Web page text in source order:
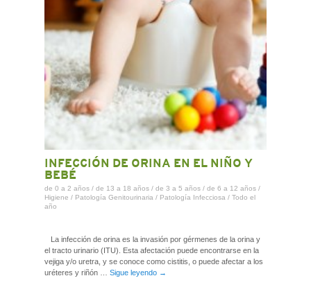
INFECCIÓN DE ORINA EN EL NIÑO Y
BEBÉ
de 0 a 2 años / de 13 a 18 años / de 3 a 5 años / de 6 a 12 años /
Higiene / Patología Genitourinaria / Patología Infecciosa / Todo el
año
La infección de orina es la invasión por gérmenes de la orina y
el tracto urinario (ITU). Esta afectación puede encontrarse en la
vejiga y/o uretra, y se conoce como cistitis, o puede afectar a los
uréteres y riñón … Sigue leyendo →